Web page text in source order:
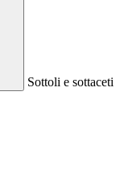
Sottoli e sottaceti